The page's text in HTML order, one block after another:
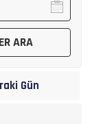
Gün